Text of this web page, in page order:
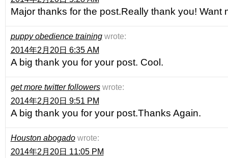
Major thanks for the post.Really thank you! Want
puppy obedience training wrote:
2014年2月20日 6:35 AM
A big thank you for your post. Cool.
get more twitter followers wrote:
2014年2月20日 9:51 PM
A big thank you for your post.Thanks Again.
Houston abogado wrote:
2014年2月20日 11:05 PM